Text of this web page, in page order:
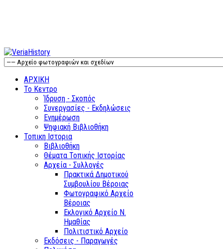
ΑΡΧΙΚΗ
Το Κεντρο
Ίδρυση - Σκοπός
Συνεργασίες - Εκδηλώσεις
Ενημέρωση
Ψηφιακή Βιβλιοθήκη
Τοπικη Ιστορια
Βιβλιοθήκη
Θέματα Τοπικής Ιστορίας
Αρχεία - Συλλογές
Πρακτικά Δημοτικού
Συμβουλίου Βέροιας
Φωτογραφικό Αρχείο
Βέροιας
Εκλογικό Αρχείο Ν.
Ημαθίας
Πολιτιστικό Αρχείο
Εκδόσεις - Παραγωγές